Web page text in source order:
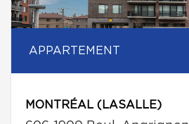
APPARTEMENT
MONTRÉAL (LASALLE)